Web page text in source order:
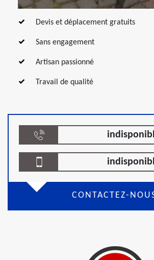
Devis et déplacement gratuits
Sans engagement
Artisan passionné
Travail de qualité
CONTACTEZ-